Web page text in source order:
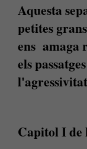
Aquesta
petites
ens amaga
els
Capitol I